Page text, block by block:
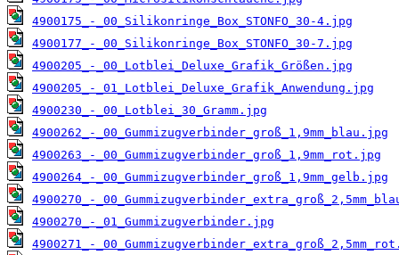
4900175_-_00_Silikonringe_Box_STONFO_30-4.jpg
4900177_-_00_Silikonringe_Box_STONFO_30-7.jpg
4900205_-_00_Lotblei_Deluxe_Grafik_Größen.jpg
4900205_-_01_Lotblei_Deluxe_Grafik_Anwendung.jpg
4900230_-_00_Lotblei_30_Gramm.jpg
4900262_-_00_Gummizugverbinder_groß_1,9mm_blau.jpg
4900263_-_00_Gummizugverbinder_groß_1,9mm_rot.jpg
4900264_-_00_Gummizugverbinder_groß_1,9mm_gelb.jpg
4900270_-
4900270_-_01_Gummizugverbinder.jpg
4900271_-